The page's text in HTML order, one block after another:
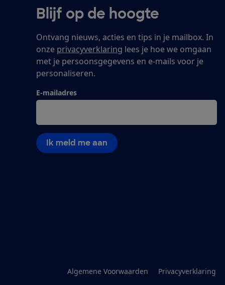
Blijf op de hoogte
Ontvang nieuws, acties en tips in je mailbox. In
onze privacyverklaring lees je hoe we omgaan
met je persoonsgegevens en e-mails voor je
personaliseren.
E-mailadres
Ik meld me aan
Algemene Voorwaarden Privacyverklaring